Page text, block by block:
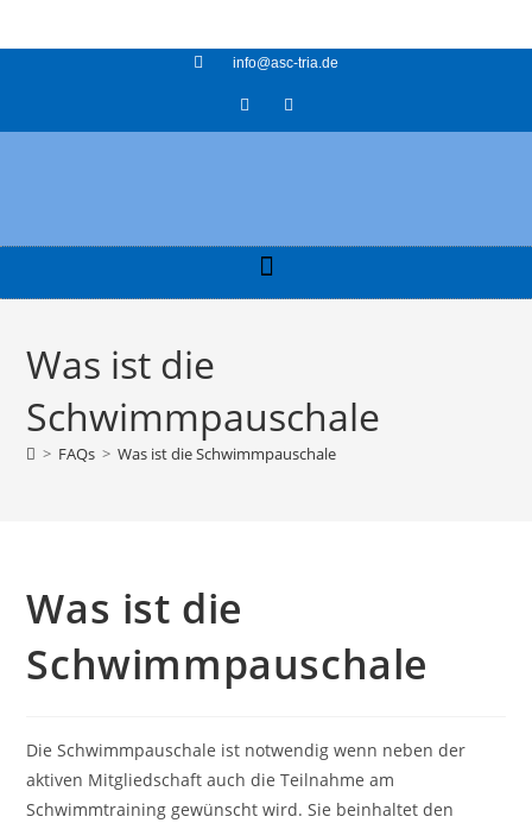
info@asc-tria.de
Was ist die
Schwimmpauschale
> FAQs > Was ist die Schwimmpauschale
Was ist die
Schwimmpauschale
Die Schwimmpauschale ist notwendig wenn neben der
aktiven Mitgliedschaft auch die Teilnahme am
Schwimmtraining gewünscht wird. Sie beinhaltet den